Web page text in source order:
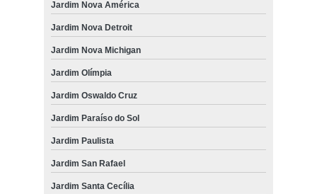
onde tem microchip para cachorros Jardim Três José
microchipagem gatos marcar Vila Terezinha
microchipagem em animais marcar Santa Mônica
Jardim Nova América
Jardim Nova Detroit
Jardim Nova Michigan
Jardim Olímpia
Jardim Oswaldo Cruz
Jardim Paraíso do Sol
Jardim Paulista
Jardim San Rafael
Jardim Santa Cecília